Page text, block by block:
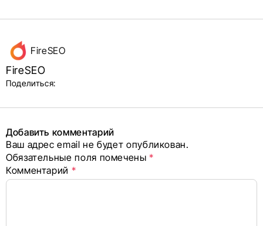
Данные
об авторе
и блок
поделиться
в соцсетях
FireSEO
FireSEO
Поделиться:
Добавить комментарий
Ваш адрес email не будет опубликован.
Обязательные поля помечены*
Комментарий *
Alternative: